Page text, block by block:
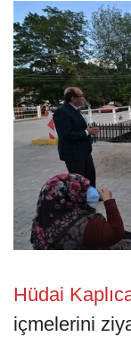
Hüdai
içmelerini